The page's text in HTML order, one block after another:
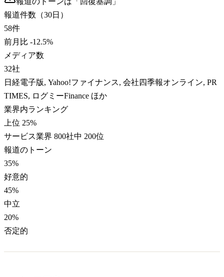
報道件数（30日）
58件
前月比 -12.5%
メディア数
32社
日経電子版, Yahoo!ファイナンス, 会社四季報オンライン, PR
TIMES, ログミーFinance ほか
業界内ランキング
上位 25%
サービス業界 800社中 200位
報道のトーン
35%
好意的
45%
中立
20%
否定的